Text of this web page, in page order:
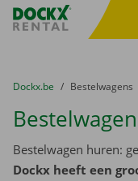
Fratello DEMO
U bevindt zich hier:
van
Dockx.be naar
Bestelwagens
Bestelwagen huren:
Dockx heeft een